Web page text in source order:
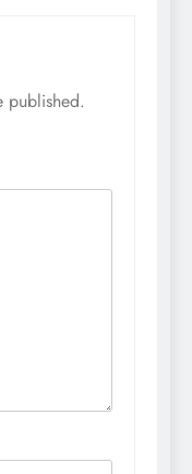
published.